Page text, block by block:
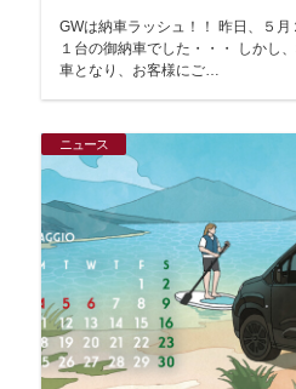
GWは納車ラッシュ！！ 昨日、５月２日（土）は、かなりレアな
１台の御納車でした・・・ しかし、私のミスで２日遅れの御納
車となり、お客様にご…
ニュース